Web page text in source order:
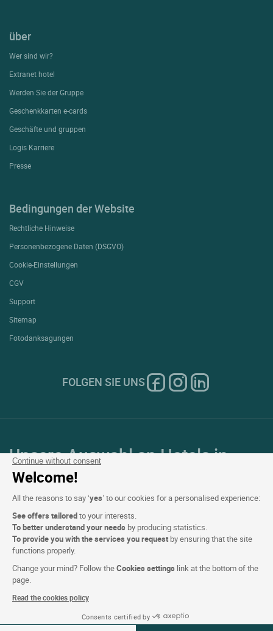
Continue without consent
Welcome!
All the reasons to say ‘yes’ to our cookies for a personalised experience:
See offers tailoredto your interests.
To better understand your needs by producing statistics.
To provide you with the services you request by ensuring that the site
functions properly.
Change your mind? Follow theCookies settings link at the bottom of the
page.
Read the cookies policy
Consents certified by
Verfügbarkeiten ansehen
über
Wer sind wir?
Extranet hotel
Werden Sie der Gruppe
Geschenkkarten e-cards
Geschäfte und gruppen
Logis Karriere
Presse
Bedingungen der Website
Rechtliche Hinweise
Personenbezogene Daten (DSGVO)
Cookie-Einstellungen
CGV
Support
Sitemap
Fotodanksagungen
FOLGEN SIE UNS
Unsere Auswahl an Hotels in
Frankreich und Europa
Top Länder
Top Regionen
Top Städte
Top Hotels